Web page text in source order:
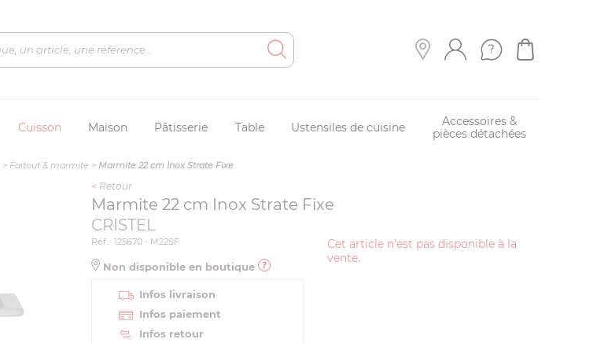
Cuisson Maison Pâtisserie Table Ustensiles de cuisine
Accessoires &
pièces détachées
> Faitout & marmite > Marmite 22 cm Inox Strate Fixe
< Retour
Marmite 22 cm Inox Strate Fixe
CRISTEL
Cet article n'est pas disponible à la
vente.
Réf. : 125670 - M22SF
Non disponible en boutique
Infos livraison
Infos paiement
Infos retour